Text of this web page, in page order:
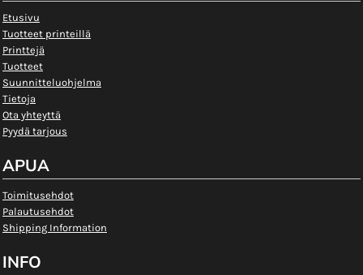
Etusivu
Tuotteet printeillä
Printtejä
Tuotteet
Suunnitteluohjelma
Tietoja
Ota yhteyttä
Pyydä tarjous
APUA
Toimitusehdot
Palautusehdot
Shipping Information
INFO